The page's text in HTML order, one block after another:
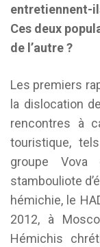
entretiennent-
Ces deux
de l’autre ?
Les premiers
la dislocation
rencontres à
touristique,
groupe Vova
stambouliote
hémichie, le
2012, à
Hémichis